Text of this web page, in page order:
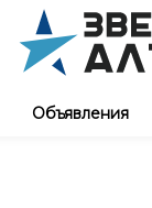
Объявления